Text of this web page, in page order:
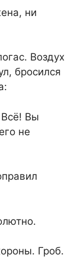
ни
Воздух
бросился
Вы
не
Гроб.